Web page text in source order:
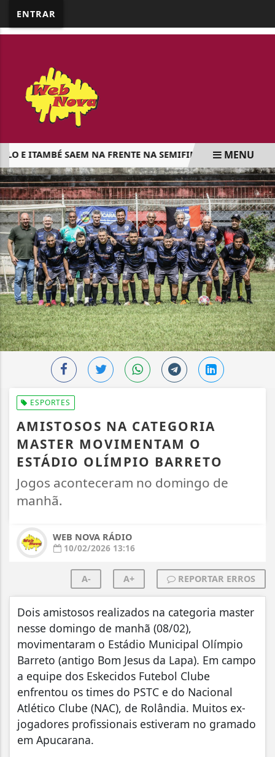
ENTRAR
E ITAMBÉ SAEM NA FRENTE NA SEMIFINAL DA LIGA DE
EM ALTA
MENU
ESPORTES
AMISTOSOS NA CATEGORIA
MASTER MOVIMENTAM O
ESTÁDIO OLÍMPIO BARRETO
Jogos aconteceram no domingo de
manhã.
WEB NOVA RÁDIO
10/02/2026 13:16
A- A+ REPORTAR ERROS
Dois amistosos realizados na categoria master
nesse domingo de manhã (08/02),
movimentaram o Estádio Municipal Olímpio
Barreto (antigo Bom Jesus da Lapa). Em campo
a equipe dos Eskecidos Futebol Clube
enfrentou os times do PSTC e do Nacional
Atlético Clube (NAC), de Rolândia. Muitos ex-
jogadores profissionais estiveram no gramado
em Apucarana.